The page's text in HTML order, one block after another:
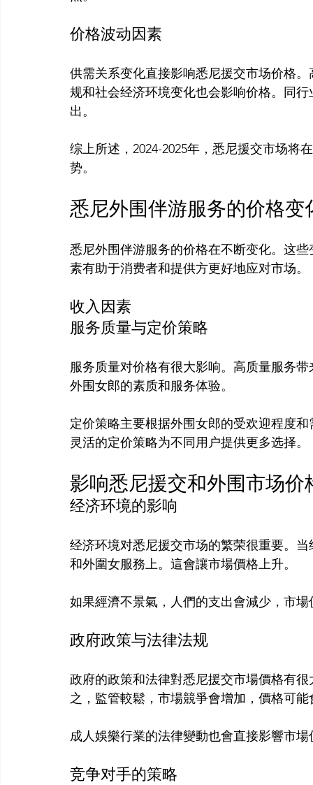
价格波动因素
供需关系变化直接影响悉尼援交市场价格
规和社会经济环境变化也会影响价格。同
出。
综上所述，2024-2025年，悉尼援交市场将
悉尼外围伴游服务的价格变
悉尼外围伴游服务的价格在不断变化。这
收入因素
服务质量与定价策略
服务质量对价格有很大影响。高质量服务
外围女郎的素质和服务体验。
定价策略主要根据外围女郎的受欢迎程度
影响悉尼援交和外围市场价
经济环境的影响
经济环境对悉尼援交市场的繁荣很重要。
和外圍女服務上。這會讓市場價格上升。
政府政策与法律法规
政府的政策和法律對悉尼援交市場價格有
之，監管較鬆，市場競爭會增加，價格可能
竞争对手的策略